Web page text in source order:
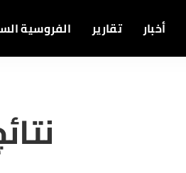
أخبار تقارير الفروسية